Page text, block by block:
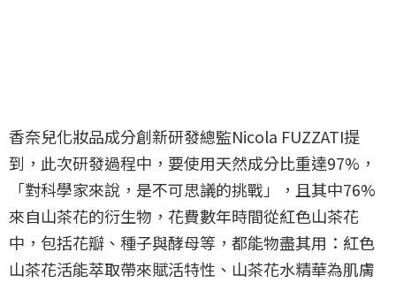
香奈兒化妝品成分創新研發總監Nicola FUZZATI提
到，此次研發過程中，要使用天然成分比重達97%，
「對科學家來說，是不可思議的挑戰」，且其中76%
來自山茶花的衍生物，花費數年時間從紅色山茶花
中，包括花瓣、種子與酵母等，都能物盡其用：紅色
山茶花活能萃取帶來賦活特性、山茶花水精華為肌膚